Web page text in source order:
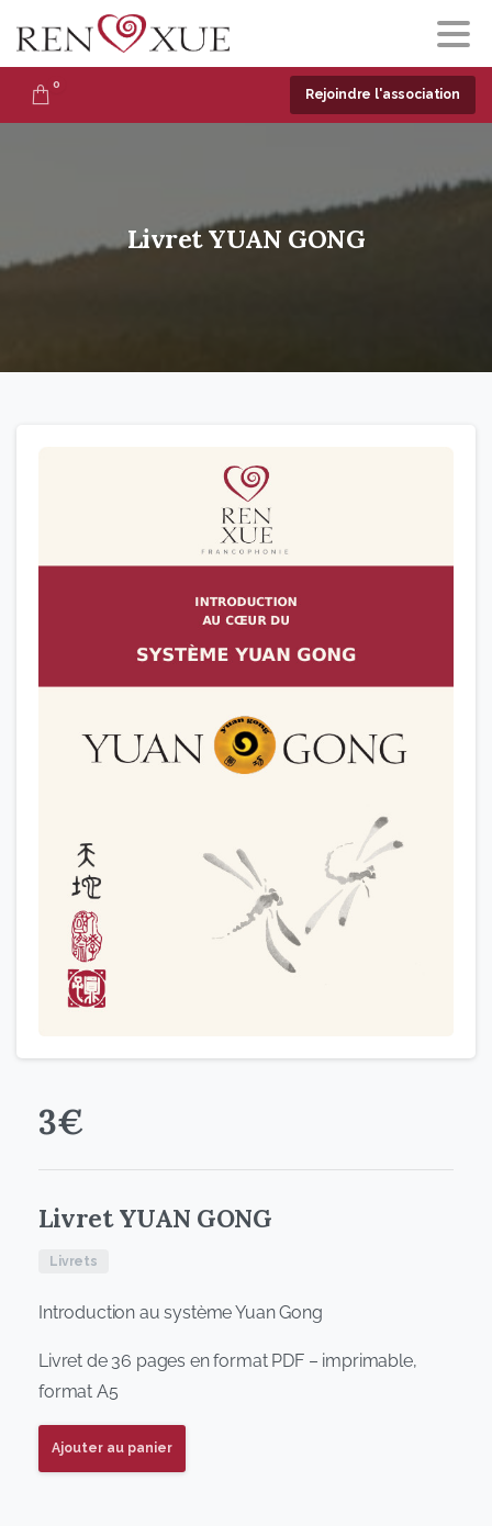
0
Rejoindre l'association
LivretYUAN GONG
3€
Livret YUAN GONG
Livrets
Introduction au système Yuan Gong
Livret de 36 pages en format PDF – imprimable,
format A5
Ajouter au panier